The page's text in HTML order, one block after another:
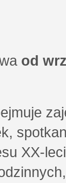
od
XX-